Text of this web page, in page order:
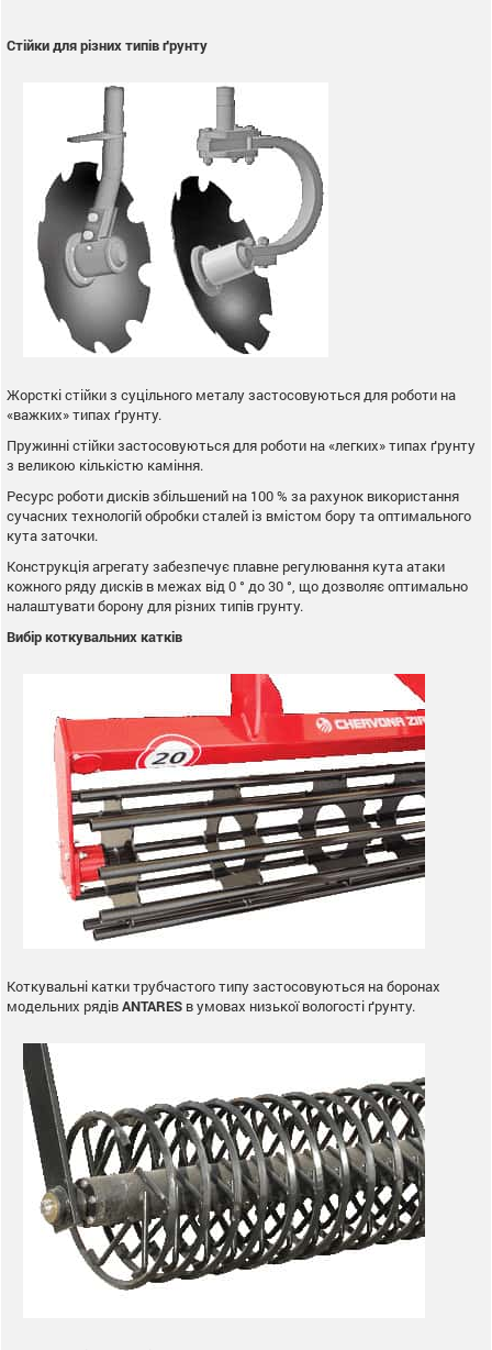
Стійки для різних типів ґрунту
Жорсткі стійки з суцільного металу застосовуються для роботи на
«важких» типах ґрунту.
Пружинні стійки застосовуються для роботи на «легких» типах ґрунту
з великою кількістю каміння.
Ресурс роботи дисків збільшений на 100 % за рахунок використання
сучасних технологій обробки сталей із вмістом бору та оптимального
кута заточки.
Конструкція агрегату забезпечує плавне регулювання кута атаки
кожного ряду дисків в межах від 0 ° до 30 °, що дозволяє оптимально
налаштувати борону для різних типів грунту.
Вибір коткувальних катків
Коткувальні катки трубчастого типу застосовуються на боронах
модельних рядівANTARES в умовах низької вологості ґрунту.